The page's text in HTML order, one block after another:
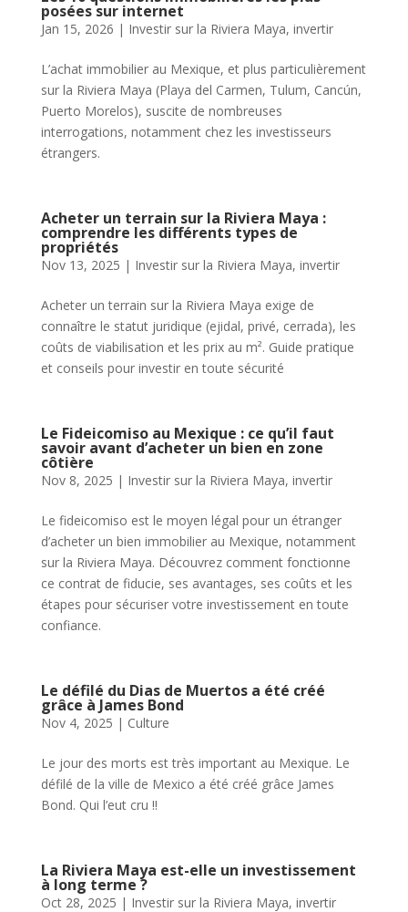
posées sur internet
Jan 15, 2026 | Investir sur la Riviera Maya, invertir
L’achat immobilier au Mexique, et plus particulièrement
sur la Riviera Maya (Playa del Carmen, Tulum, Cancún,
Puerto Morelos), suscite de nombreuses
interrogations, notamment chez les investisseurs
étrangers.
Acheter un terrain sur la Riviera Maya :
comprendre les différents types de
propriétés
Nov 13, 2025 | Investir sur la Riviera Maya, invertir
Acheter un terrain sur la Riviera Maya exige de
connaître le statut juridique (ejidal, privé, cerrada), les
coûts de viabilisation et les prix au m². Guide pratique
et conseils pour investir en toute sécurité
Le Fideicomiso au Mexique : ce qu’il faut
savoir avant d’acheter un bien en zone
côtière
Nov 8, 2025 | Investir sur la Riviera Maya, invertir
Le fideicomiso est le moyen légal pour un étranger
d’acheter un bien immobilier au Mexique, notamment
sur la Riviera Maya. Découvrez comment fonctionne
ce contrat de fiducie, ses avantages, ses coûts et les
étapes pour sécuriser votre investissement en toute
confiance.
Le défilé du Dias de Muertos a été créé
grâce à James Bond
Nov 4, 2025 | Culture
Le jour des morts est très important au Mexique. Le
défilé de la ville de Mexico a été créé grâce James
Bond. Qui l’eut cru !!
La Riviera Maya est-elle un investissement
à long terme ?
Oct 28, 2025 | Investir sur la Riviera Maya, invertir